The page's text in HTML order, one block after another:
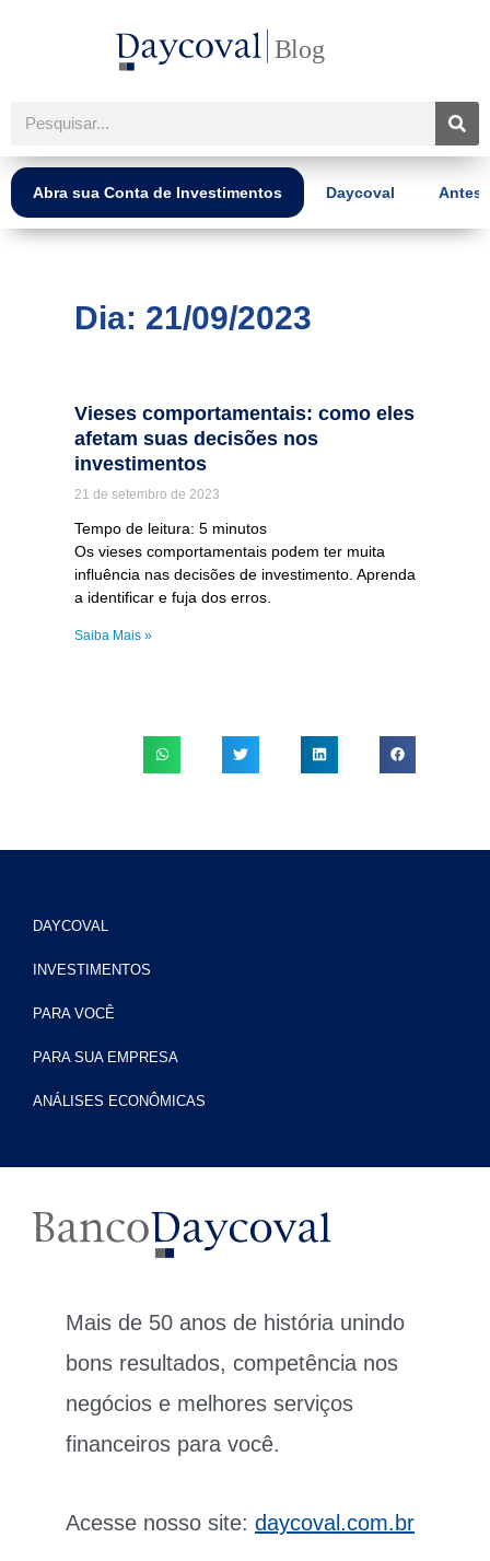
Pesquisar
Abra sua Conta de Investimentos Daycoval Antes
Dia: 21/09/2023
Vieses comportamentais: como eles
afetam suas decisões nos
investimentos
21 de setembro de 2023
Tempo de leitura: 5 minutos
Os vieses comportamentais podem ter muita
influência nas decisões de investimento. Aprenda
a identificar e fuja dos erros.
Saiba Mais »
DAYCOVAL
INVESTIMENTOS
PARA VOCÊ
PARA SUA EMPRESA
ANÁLISES ECONÔMICAS
Mais de 50 anos de história unindo
bons resultados, competência nos
negócios e melhores serviços
financeiros para você.
Acesse nosso site: daycoval.com.br